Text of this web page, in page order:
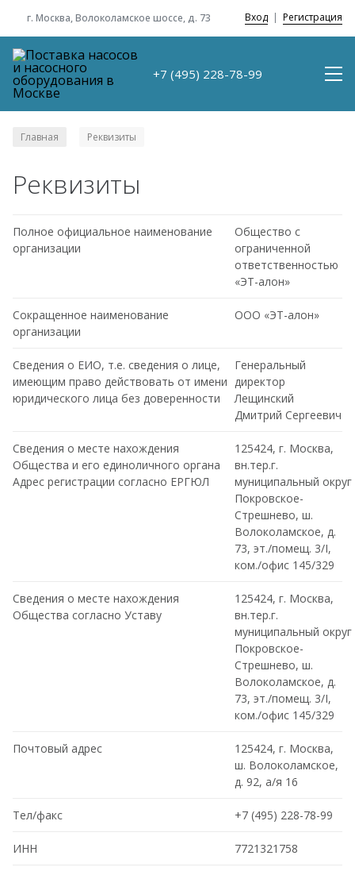
г. Москва, Волоколамское шоссе, д. 73 Вход | Регистрация
+7 (495) 228-78-99
Главная Реквизиты
Реквизиты
Полное официальное наименование
организации
Общество с
ограниченной
ответственностью
«ЭТ-алон»
Сокращенное наименование
организации
ООО «ЭТ-алон»
Сведения о ЕИО, т.е. сведения о лице,
имеющим право действовать от имени
юридического лица без доверенности
Генеральный
директор
Лещинский
Дмитрий Сергеевич
Сведения о месте нахождения
Общества и его единоличного органа
Адрес регистрации согласно ЕРГЮЛ
125424, г. Москва,
вн.тер.г.
муниципальный округ
Покровское-
Стрешнево, ш.
Волоколамское, д.
73, эт./помещ. 3/I,
ком./офис 145/329
Сведения о месте нахождения
Общества согласно Уставу
125424, г. Москва,
вн.тер.г.
муниципальный округ
Покровское-
Стрешнево, ш.
Волоколамское, д.
73, эт./помещ. 3/I,
ком./офис 145/329
Почтовый адрес
125424, г. Москва,
ш. Волоколамское,
д. 92, а/я 16
Тел/факс +7 (495) 228-78-99
ИНН 7721321758